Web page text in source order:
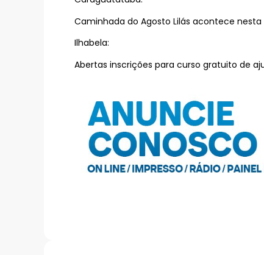
Caminhada do Agosto Lilás acontece
Ilhabela:
Abertas inscrições para curso gratuito de